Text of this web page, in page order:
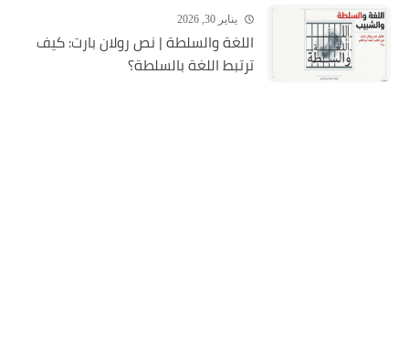
يناير 30, 2026
اللغة والسلطة | نص رولان بارت: كيف
ترتبط اللغة بالسلطة؟